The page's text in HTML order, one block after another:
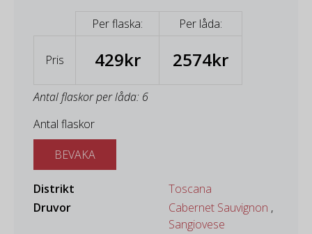
Per flaska: Per låda:
Pris 429kr 2574kr
Antal flaskor per låda: 6
Antal flaskor
BEVAKA
Distrikt
Toscana
Druvor
Cabernet Sauvignon ,
Sangiovese